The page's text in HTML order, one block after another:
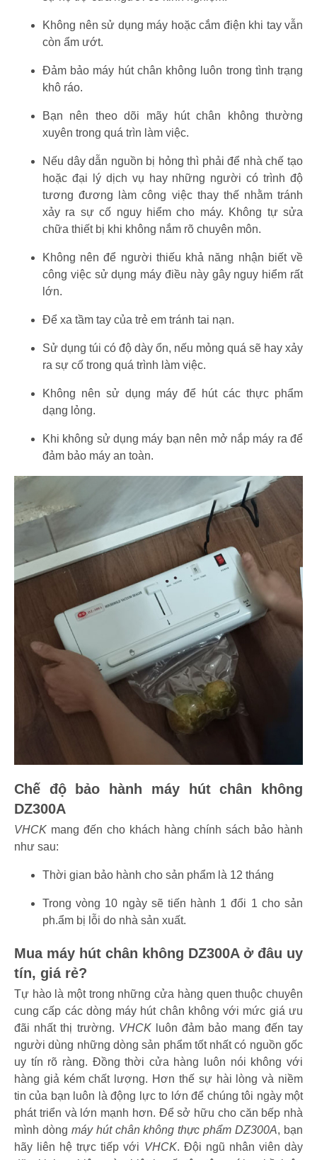
Không nên sử dụng máy hoặc cắm điện khi tay vẫn
còn ẩm ướt.
Đảm bảo máy hút chân không luôn trong tình trạng
khô ráo.
Bạn nên theo dõi mãy hút chân không thường
xuyên trong quá trìn làm việc.
Nếu dây dẫn nguồn bị hỏng thì phải để nhà chế tạo
hoặc đại lý dịch vụ hay những người có trình độ
tương đương làm công việc thay thế nhằm tránh
xảy ra sự cố nguy hiểm cho máy. Không tự sửa
chữa thiết bị khi không nắm rõ chuyên môn.
Không nên để người thiếu khả năng nhận biết về
công việc sử dụng máy điều này gây nguy hiểm rất
lớn.
Để xa tầm tay của trẻ em tránh tai nạn.
Sử dụng túi có độ dày ổn, nếu mỏng quá sẽ hay xảy
ra sự cố trong quá trình làm việc.
Không nên sử dụng máy để hút các thực phẩm
dạng lỏng.
Khi không sử dụng máy bạn nên mở nắp máy ra để
đảm bảo máy an toàn.
Chế độ bảo hành máy hút chân không
DZ300A
VHCK mang đến cho khách hàng chính sách bảo hành
như sau:
Thời gian bảo hành cho sản phẩm là 12 tháng
Trong vòng 10 ngày sẽ tiến hành 1 đổi 1 cho sản
ph.ẩm bị lỗi do nhà sản xuất.
Mua máy hút chân không DZ300A ở đâu uy
tín, giá rẻ?
Tự hào là một trong những cửa hàng quen thuộc chuyên
cung cấp các dòng máy hút chân không với mức giá ưu
đãi nhất thị trường. VHCKluôn đảm bảo mang đến tay
người dùng những dòng sản phẩm tốt nhất có nguồn gốc
uy tín rõ ràng. Đồng thời cửa hàng luôn nói không với
hàng giả kém chất lượng. Hơn thế sự hài lòng và niềm
tin của bạn luôn là động lực to lớn để chúng tôi ngày một
phát triển và lớn mạnh hơn. Để sở hữu cho căn bếp nhà
mình dòng máy hút chân không thực phẩm DZ300A, bạn
hãy liên hệ trực tiếp với VHCK. Đội ngũ nhân viên dày